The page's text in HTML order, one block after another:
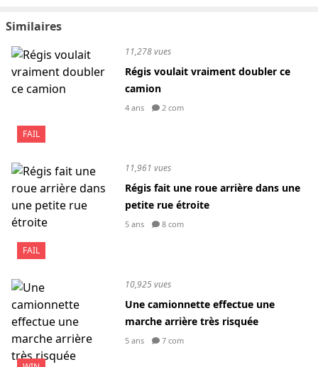
Similaires
FAIL
11,278 vues
Régis voulait vraiment doubler ce
camion
4 ans 2 com
FAIL
11,961 vues
Régis fait une roue arrière dans une
petite rue étroite
5 ans 8 com
10,925 vues
Une camionnette effectue une
marche arrière très risquée
5 ans 7 com